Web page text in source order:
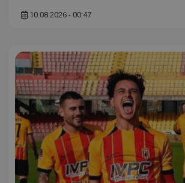
10.08.2026 - 00:47